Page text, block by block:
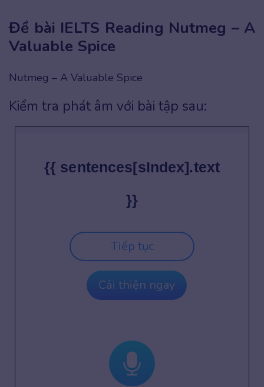
Đề bài IELTS Reading Nutmeg – A
Valuable Spice
Nutmeg – A Valuable Spice
Kiểm tra phát âm với bài tập sau:
{{ sentences[sIndex].text
}}
Tiếp tục
Cải thiện ngay